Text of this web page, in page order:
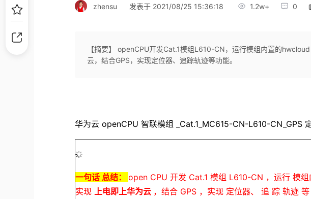
zhensu 发表于 2021/08/25 15:36:18 1.2w+ 0
【摘要】 openCPU开发Cat.1模组L610-CN，运行模组内置的
云，结合GPS，实现定位器、追踪轨迹等功能。
华为云openCPU智联模组 _Cat.1_MC615-CN-L610-CN_GPS
一句话 总结：open CPU开发 Cat.1模组 L610-CN ，运行模组
实现上电即上华为云 ，结合 GPS ，实现 定位器、追踪轨迹